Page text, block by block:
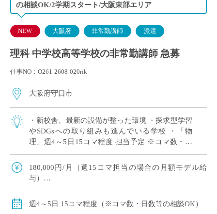
の相談OK/2学期スタート/大阪東部エリア
NEW 大阪府 非常勤講師 派遣
理科 中学校高等学校の非常勤講師 急募
仕事NO：O261-2608-020rik
大阪府守口市
・新校舎、最新の設備が整った環境 ・探求型学習
やSDGsへの取り組みも進んでいる学校 ・「物
理」週4～5日15コマ程度 担当予定 ※コマ数・日
校にて、理科の非常勤講師で勤務い […]
180,000円/月（週15コマ担当の場合の月額モデル給
与）
※月の途中からご勤務開始の場合は、日割計算になり
週4～5日 15コマ程度（※コマ数・日数等の相談OK）